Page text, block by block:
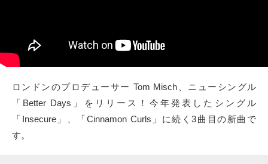
ト
Twitter
ロンドンのプロデューサー Tom Misch、ニューシングル
「Better Days」をリリース！今年発表したシングル
「Insecure」、「Cinnamon Curls」に続く3曲目の新曲で
す。